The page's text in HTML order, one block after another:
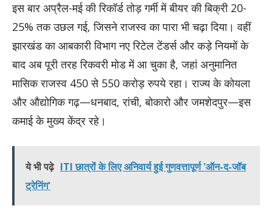
इस बार अप्रैल-मई की रिकॉर्ड तोड़ गर्मी में बीयर की बिक्री 20-
25% तक उछल गई, जिसने राजस्व का पारा भी चढ़ा दिया। वहीं
झारखंड का आबकारी विभाग नए रिटेल टेंडर्स और कड़े नियमों के
बाद अब पूरी तरह रिकवरी मोड में आ चुका है, जहां अनुमानित
मासिक राजस्व 450 से 550 करोड़ रुपये रहा। राज्य के कोयला
और औद्योगिक गढ़—धनबाद, रांची, बोकारो और जमशेदपुर—इस
कमाई के मुख्य केंद्र रहे।
ये भी पढ़े ITI छात्रों के लिए अनिवार्य हुई गुणवत्तापूर्ण 'ऑन-द-जॉब
ट्रेनिंग'